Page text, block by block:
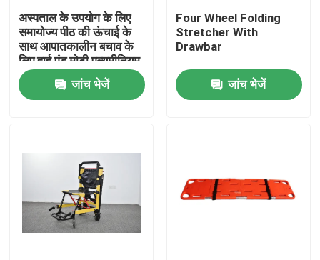
उत्पाद
वीडियो
अस्पताल के उपयोग के लिए
समायोज्य पीठ की ऊंचाई के
साथ आपातकालीन बचाव के
लिए हाई एंड मोटी एल्यूमीनियम
मिश्र धातु एम्बुलेंस स्ट्रेचर
जांच भेजें
Four Wheel Folding
Stretcher With
Drawbar
जांच भेजें